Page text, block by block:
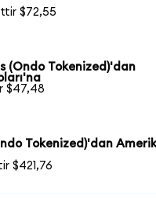
$72,55
(Ondo Tokenized)'dan
$47,48
Tokenized)'dan
$421,76